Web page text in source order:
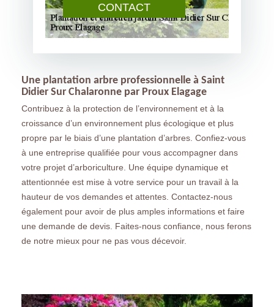
CONTACT
Une plantation arbre professionnelle à Saint
Didier Sur Chalaronne par Proux Elagage
Contribuez à la protection de l’environnement et à la
croissance d’un environnement plus écologique et plus
propre par le biais d’une plantation d’arbres. Confiez-vous
à une entreprise qualifiée pour vous accompagner dans
votre projet d’arboriculture. Une équipe dynamique et
attentionnée est mise à votre service pour un travail à la
hauteur de vos demandes et attentes. Contactez-nous
également pour avoir de plus amples informations et faire
une demande de devis. Faites-nous confiance, nous ferons
de notre mieux pour ne pas vous décevoir.